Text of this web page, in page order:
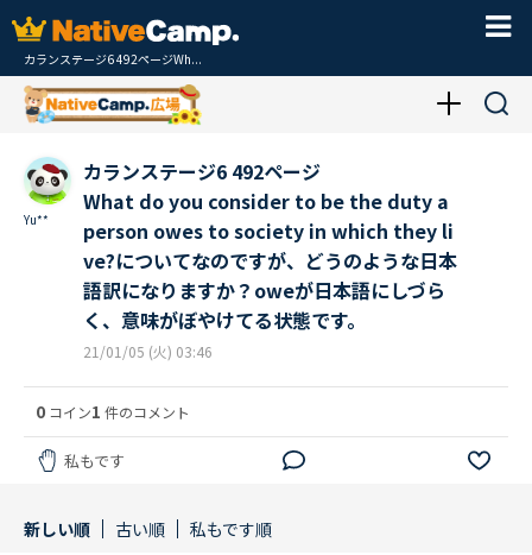
カランステージ6 492ページWh...
Yu**
カランステージ6 492ページ
What do you consider to be the duty a
person owes to society in which they li
ve?についてなのですが、どうのような日本
語訳になりますか？oweが日本語にしづら
く、意味がぼやけてる状態です。
21/01/05 (火) 03:46
0 コイン1 件のコメント
私もです
新しい順 古い順 私もです順